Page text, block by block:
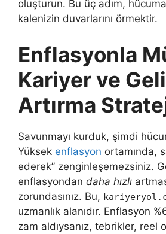
oluşturun. Bu üç adım,
kalenizin duvarlarını örmektir.
Enflasyonla
Kariyer ve
Artırma
Savunmayı kurduk, şimdi
Yüksek enflasyon ortamında,
ederek” zenginleşemezsiniz.
enflasyondan daha hızlı
zorundasınız. Bu,
uzmanlık alanıdır. Enflasyon
zam aldıysanız, tebrikler, reel